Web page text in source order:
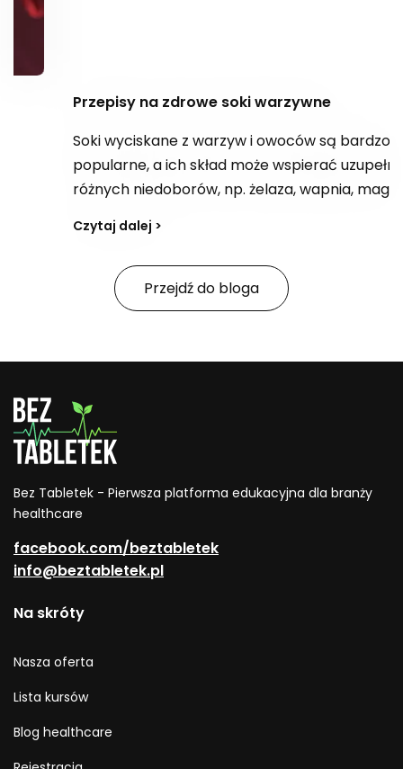
Przepisy na zdrowe soki warzywne
Soki wyciskane z warzyw i owoców są bardzo
popularne, a ich skład może wspierać uzupełnianie
różnych niedoborów, np. żelaza, wapnia, magnezu
zależności od kompozycji bywają postrzegane jako
„bomba witaminowa” z witaminami z grupy B,
witaminą E i C. Jak tworzyć przepisy na smaczne,
zdrowe soki i na co zwracać uwagę, jeśli celem jest
toksyn?
Czytaj dalej >
Przejdź do bloga
Bez Tabletek - Pierwsza platforma edukacyjna dla branży
healthcare
facebook.com/beztabletek
info@beztabletek.pl
Na skróty
Nasza oferta
Lista kursów
Blog healthcare